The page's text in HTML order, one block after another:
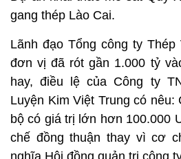
gang thép Lào Cai.
Lãnh đạo Tổng công ty
đơn vị đã rót gần 1.000 tỷ
hay, điều lệ của Công ty
Luyện Kim Việt Trung có nêu:
bộ có giá trị lớn hơn 100.000
chế đồng thuận thay vì cơ
nghĩa Hội đồng quản trị công